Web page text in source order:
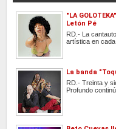
"LA
Letón Pé
RD.- La
artística en cada
La banda
RD.- Treinta y
Profundo